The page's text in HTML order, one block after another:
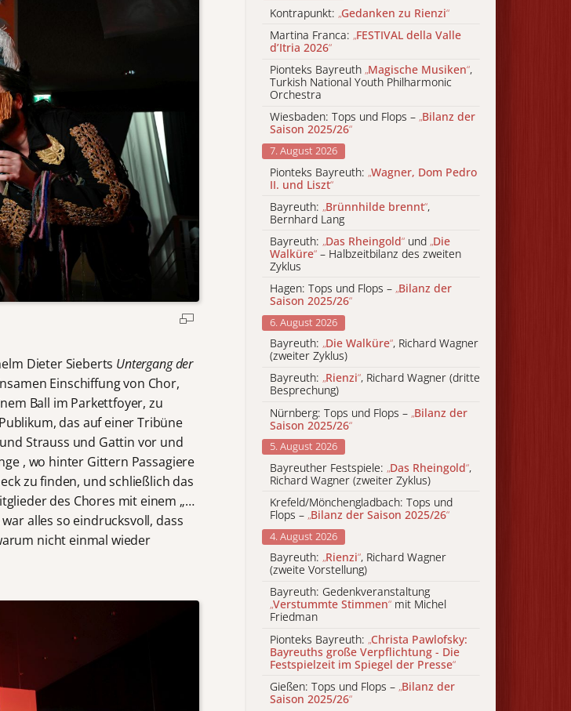
Dieter Sieberts Untergang der
Einschiffung von Chor,
Ball im Parkettfoyer, zu
das auf einer Tribüne
Strauss und Gattin vor und
, wo hinter Gittern Passagiere
zu finden, und schließlich das
des Chores mit einem „…
alles so eindrucksvoll, dass
nicht einmal wieder
Kontrapunkt: „Gedanken zu Rienzi“
Martina Franca: „FESTIVAL della Valle
d’Itria 2026“
Pionteks Bayreuth „Magische Musiken“,
Turkish National Youth Philharmonic
Orchestra
Wiesbaden: Tops und Flops – „Bilanz der
Saison 2025/26“
7. August 2026
Pionteks Bayreuth: „Wagner, Dom Pedro
II. und Liszt“
Bayreuth: „Brünnhilde brennt“,
Bernhard Lang
Bayreuth: „Das Rheingold“ und „Die
Walküre“ – Halbzeitbilanz des zweiten
Zyklus
Hagen: Tops und Flops – „Bilanz der
Saison 2025/26“
6. August 2026
Bayreuth: „Die Walküre“, Richard Wagner
(zweiter Zyklus)
Bayreuth: „Rienzi“, Richard Wagner (dritte
Besprechung)
Nürnberg: Tops und Flops – „Bilanz der
Saison 2025/26“
5. August 2026
Bayreuther Festspiele: „Das Rheingold“,
Richard Wagner (zweiter Zyklus)
Krefeld/Mönchengladbach: Tops und
Flops – „Bilanz der Saison 2025/26“
4. August 2026
Bayreuth: „Rienzi“, Richard Wagner
(zweite Vorstellung)
Bayreuth: Gedenkveranstaltung
„Verstummte Stimmen“ mit Michel
Friedman
Pionteks Bayreuth: „Christa Pawlofsky:
Bayreuths große Verpflichtung - Die
Festspielzeit im Spiegel der Presse“
Gießen: Tops und Flops – „Bilanz der
Saison 2025/26“